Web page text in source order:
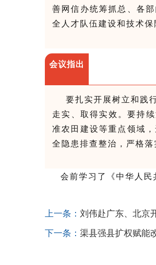
善网信办统筹抓总、各
全人才队伍建设和技术保
会议指出
要扎实开展树立和践
走实、取得实效。要持
准农田建设等重点领域
全隐患排查整治，严格
会前学习了《中华人民
上一条： 刘伟赴广东、北京
下一条： 渠县强县扩权赋能